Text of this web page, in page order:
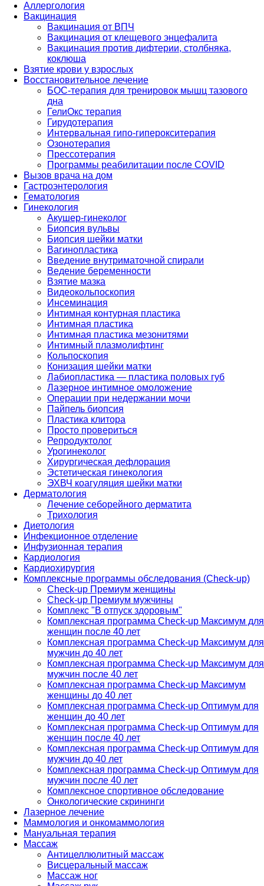
Аллергология
Вакцинация
Вакцинация от ВПЧ
Вакцинация от клещевого энцефалита
Вакцинация против дифтерии, столбняка,
коклюша
Взятие крови у взрослых
Восстановительное лечение
БОС-терапия для тренировок мышц тазового
дна
ГелиОкс терапия
Гирудотерапия
Интервальная гипо-гиперокситерапия
Озонотерапия
Прессотерапия
Программы реабилитации после СOVID
Вызов врача на дом
Гастроэнтерология
Гематология
Гинекология
Акушер-гинеколог
Биопсия вульвы
Биопсия шейки матки
Вагинопластика
Введение внутриматочной спирали
Ведение беременности
Взятие мазка
Видеокольпоскопия
Инсеминация
Интимная контурная пластика
Интимная пластика
Интимная пластика мезонитями
Интимный плазмолифтинг
Кольпоскопия
Конизация шейки матки
Лабиопластика — пластика половых губ
Лазерное интимное омоложение
Операции при недержании мочи
Пайпель биопсия
Пластика клитора
Просто провериться
Репродуктолог
Урогинеколог
Хирургическая дефлорация
Эстетическая гинекология
ЭХВЧ коагуляция шейки матки
Дерматология
Лечение себорейного дерматита
Трихология
Диетология
Инфекционное отделение
Инфузионная терапия
Кардиология
Кардиохирургия
Комплексные программы обследования (Check-up)
Check-up Премиум женщины
Check-up Премиум мужчины
Комплекс "В отпуск здоровым"
Комплексная программа Check-up Максимум для
женщин после 40 лет
Комплексная программа Check-up Максимум для
мужчин до 40 лет
Комплексная программа Check-up Максимум для
мужчин после 40 лет
Комплексная программа Check-up Максимум
женщины до 40 лет
Комплексная программа Check-up Оптимум для
женщин до 40 лет
Комплексная программа Check-up Оптимум для
женщин после 40 лет
Комплексная программа Check-up Оптимум для
мужчин до 40 лет
Комплексная программа Check-up Оптимум для
мужчин после 40 лет
Комплексное спортивное обследование
Онкологические скрининги
Лазерное лечение
Маммология и онкомаммология
Мануальная терапия
Массаж
Антицеллюлитный массаж
Висцеральный массаж
Массаж ног